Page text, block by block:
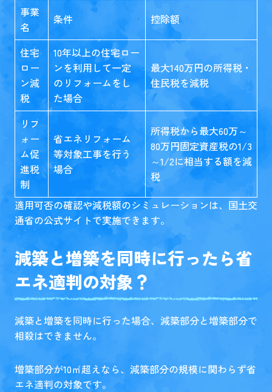
事業
名
条件 控除額
住宅
ロー
ン減
税
10年以上の住宅ロー
ンを利用して一定
のリフォームをし
た場合
最大140万円の所得税・
住民税を減税
リフ
ォー
ム促
進税
制
省エネリフォーム
等対象工事を行う
場合
所得税から最大60万～
80万円固定資産税の1/3
～1/2に相当する額を減
税
適用可否の確認や減税額のシミュレーションは、国土交
通省の公式サイトで実施できます。
減築と増築を同時に行ったら省
エネ適判の対象？
減築と増築を同時に行った場合、減築部分と増築部分で
相殺はできません。
増築部分が10㎡超えなら、減築部分の規模に関わらず省
エネ適判の対象です。